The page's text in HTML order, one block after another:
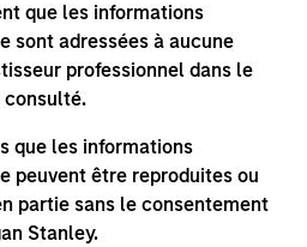
que les informations
sont adressées à aucune
professionnel dans le
consulté.
que les informations
peuvent être reproduites ou
partie sans le consentement
Stanley.
is provided for informational
There is no guarantee that
resulted in positive performance
perform well in the future (for
owners. The information
authorized, sponsored, or
owners. By clicking on any
that you are navigating to a
these hyperlinks to you